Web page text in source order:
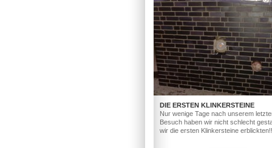
DIE ERSTEN KLINKERSTEINE
Nur wenige Tage nach unserem
Besuch haben wir nicht schlecht
wir die ersten Klinkersteine